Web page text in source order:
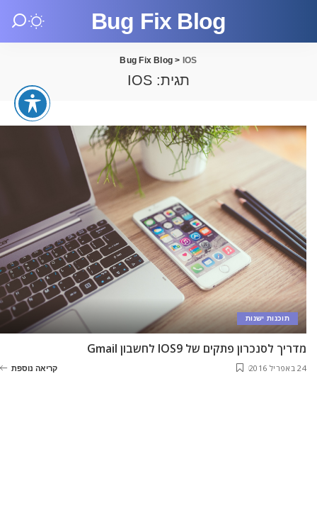
Bug Fix Blog
Bug Fix Blog > IOS
תגית: IOS
תוכנות ישנות
מדריך לסנכרון פתקים של IOS9 לחשבון Gmail
24 באפריל 2016 קריאה נוספת